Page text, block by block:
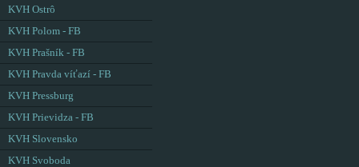
KVH Ostrô
KVH Polom - FB
KVH Prašník - FB
KVH Pravda víťazí - FB
KVH Pressburg
KVH Prievidza - FB
KVH Slovensko
KVH Svoboda